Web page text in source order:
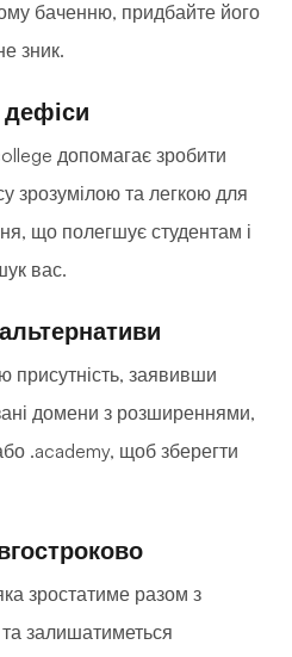
баченню, придбайте його
зник.
допомагає зробити
зрозумілою та легкою для
що полегшує студентам і
вас.
присутність, заявивши
домени з розширеннями,
.academy, щоб зберегти
зростатиме разом з
залишатиметься